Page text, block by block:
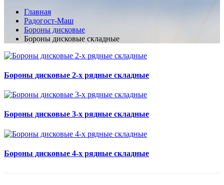
Главная
Радогост-Маш
Бороны дисковые
Бороны дисковые складные
Бороны дисковые 2-х рядные складные
Бороны дисковые 3-х рядные складные
Бороны дисковые 4-х рядные складные